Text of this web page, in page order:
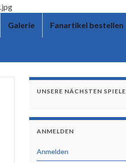
Galerie Fanartikel bestellen
UNSERE NÄCHSTEN SPIELE
ANMELDEN
Anmelden